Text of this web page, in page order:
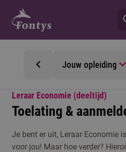
Jouw opleiding
Leraar Economie (deeltijd)
Toelating &
Je bent er uit, Leraar Economie
voor jou! Maar hoe verder?